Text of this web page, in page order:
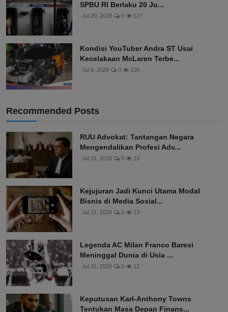
SPBU RI Berlaku 20 Ju...
Jul 20, 2026 0 127
Kondisi YouTuber Andra ST Usai
Kecelakaan McLaren Terbe...
Jul 8, 2026 0 108
Recommended Posts
RUU Advokat: Tantangan Negara
Mengendalikan Profesi Adv...
Jul 31, 2026 0 13
Kejujuran Jadi Kunci Utama Modal
Bisnis di Media Sosial...
Jul 31, 2026 0 13
Legenda AC Milan Franco Baresi
Meninggal Dunia di Usia ...
Jul 31, 2026 0 12
Keputusan Karl-Anthony Towns
Tentukan Masa Depan Finans...